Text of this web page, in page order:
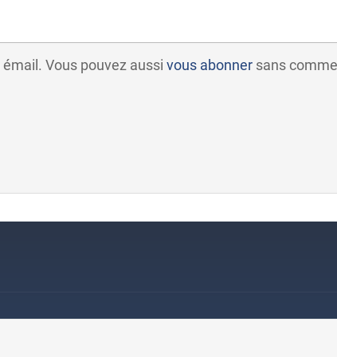
Vous pouvez aussi vous abonner sans